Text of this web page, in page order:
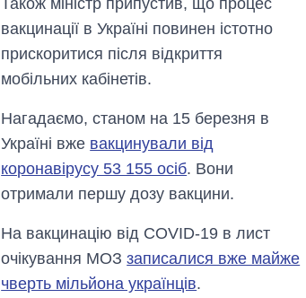
Також міністр припустив, що процес
вакцинації в Україні повинен істотно
прискоритися після відкриття
мобільних кабінетів.
Нагадаємо, станом на 15 березня в
Україні вже вакцинували від
коронавірусу 53 155 осіб. Вони
отримали першу дозу вакцини.
На вакцинацію від COVID-19 в лист
очікування МОЗзаписалися вже майже
чверть мільйона українців.
Вісім масованих
ударів по Україні
область стали